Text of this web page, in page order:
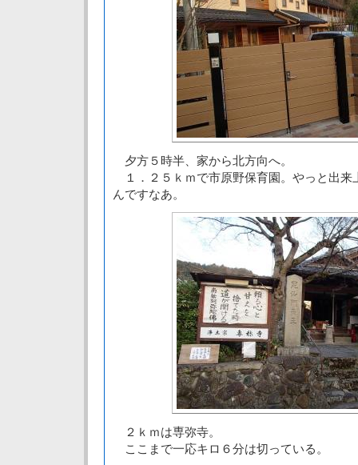
夕方５時半、家から北方向へ。
１．２５ｋｍで市原野保育園。やっと出来
んですなあ。
２ｋｍは専弥寺。
ここまで一応キロ６分は切っている。